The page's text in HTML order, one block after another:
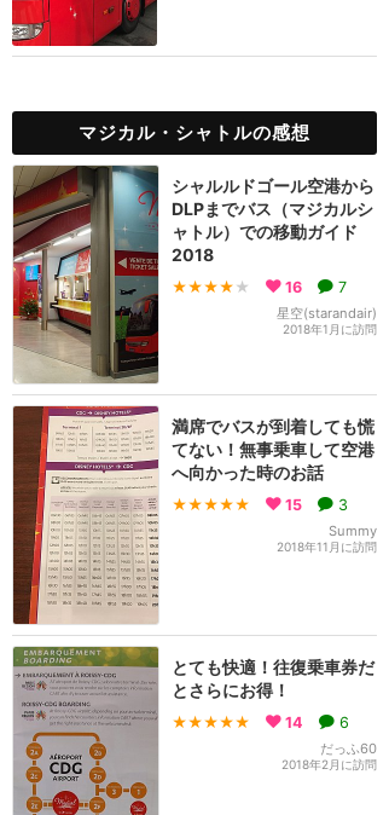
マジカル・シャトルの感想
シャルルドゴール空港から
DLPまでバス（マジカルシ
ャトル）での移動ガイド
2018
★★★★ ★ 16 7
星空(starandair)
2018年1月に訪問
満席でバスが到着しても慌
てない！無事乗車して空港
へ向かった時のお話
★★★★★ 15 3
Summy
2018年11月に訪問
とても快適！往復乗車券だ
とさらにお得！
★★★★★ 14 6
だっふ60
2018年2月に訪問